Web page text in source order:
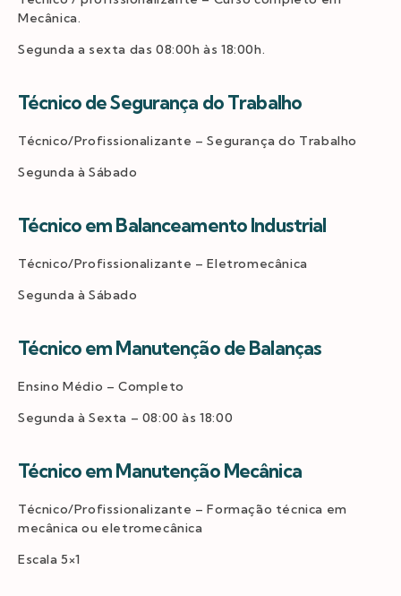
Mecânica.
Segunda a sexta das 08:00h às 18:00h.
Técnico de Segurança do Trabalho
Técnico/Profissionalizante – Segurança do Trabalho
Segunda à Sábado
Técnico em Balanceamento Industrial
Técnico/Profissionalizante – Eletromecânica
Segunda à Sábado
Técnico em Manutenção de Balanças
Ensino Médio – Completo
Segunda à Sexta – 08:00 às 18:00
Técnico em Manutenção Mecânica
Técnico/Profissionalizante – Formação técnica em
mecânica ou eletromecânica
Escala 5×1